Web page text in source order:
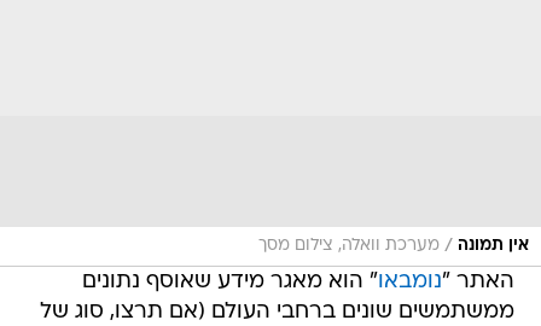
אין תמונה / מערכת וואלה, צילום מסך
האתר "נומבאו" הוא מאגר מידע שאוסף נתונים
ממשתמשים שונים ברחבי העולם (אם תרצו, סוג של